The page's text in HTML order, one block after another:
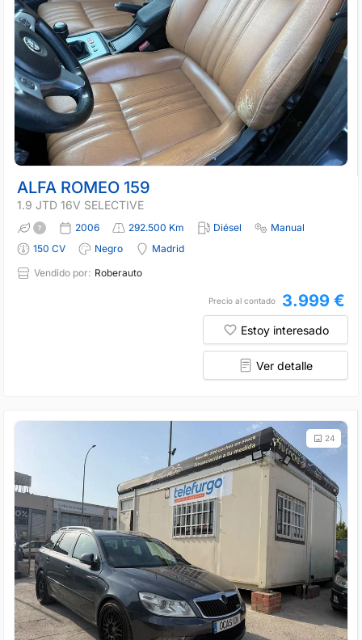
ALFA ROMEO 159
1.9 JTD 16V SELECTIVE
2006 292.500 Km Diésel
Manual
150 CV
Negro
Madrid
Vendido por: Roberauto
Precio al contado 3.999 €
Estoy interesado
Ver detalle
24